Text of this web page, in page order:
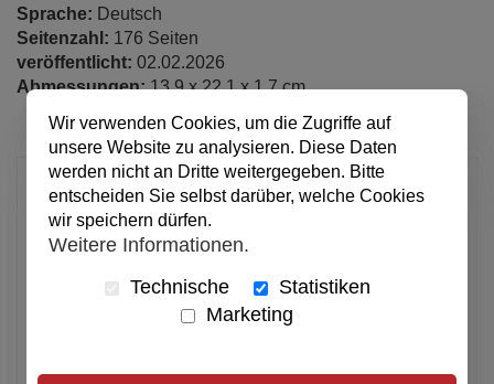
Sprache: Deutsch
Seitenzahl: 176 Seiten
veröffentlicht: 02.02.2026
Abmessungen:13.9 x 22.1 x 1.7 cm
22,00 €
In den Warenkorb
Wir verwenden Cookies, um die Zugriffe auf
unsere Website zu analysieren. Diese Daten
werden nicht an Dritte weitergegeben. Bitte
entscheiden Sie selbst darüber, welche Cookies
wir speichern dürfen.
Weitere Informationen.
Technische
Statistiken
Marketing